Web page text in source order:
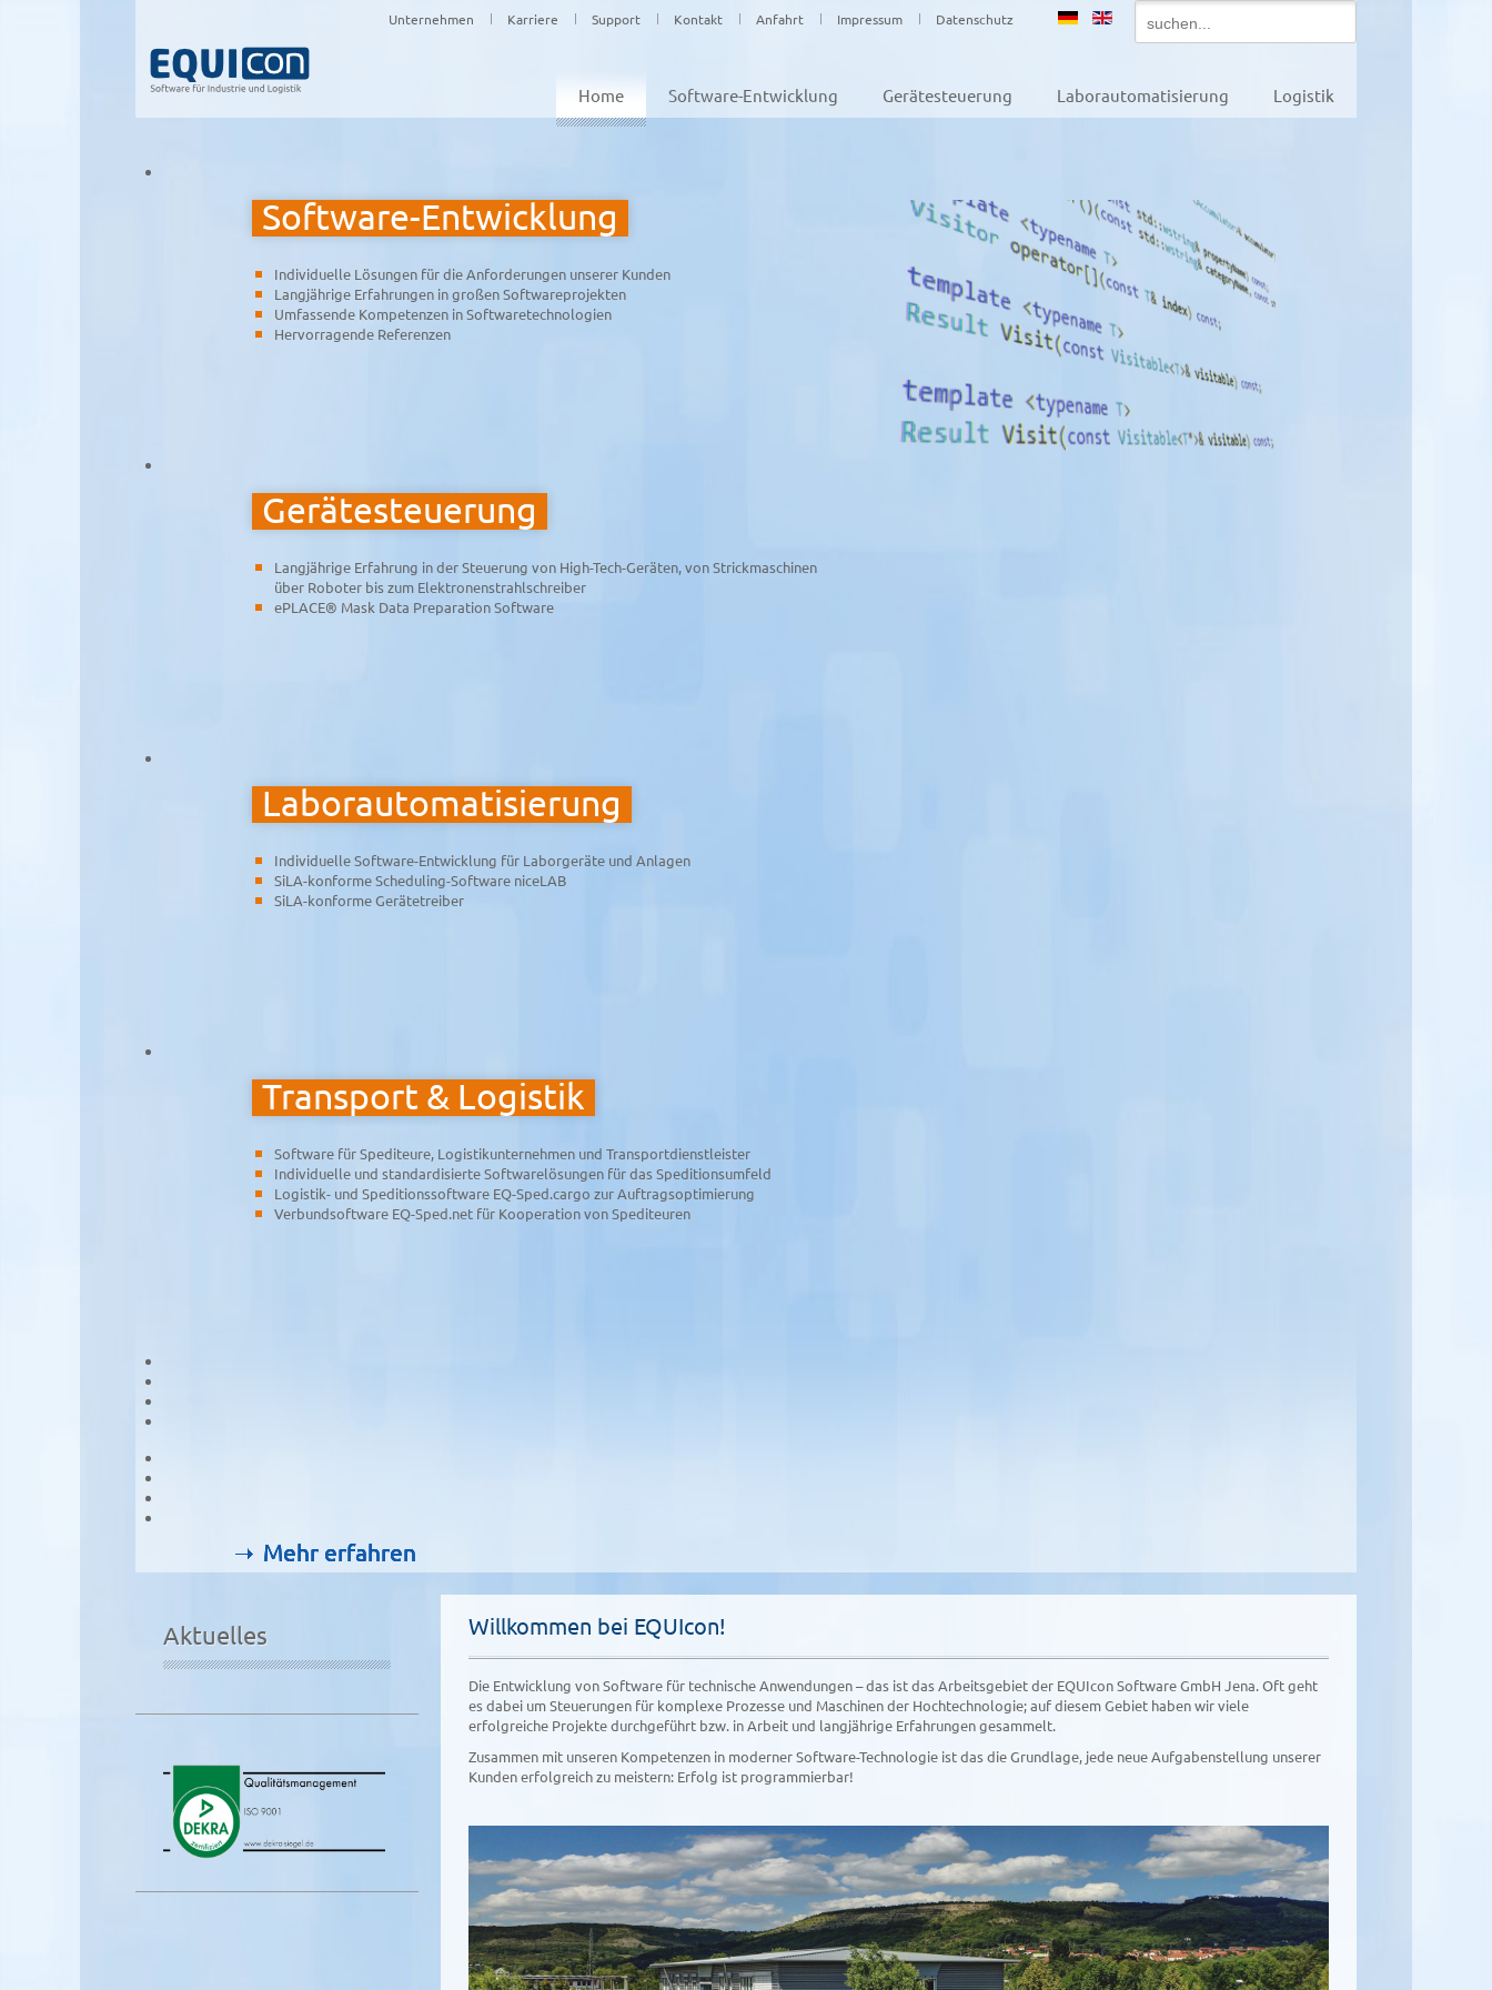
Unternehmen Karriere Support Kontakt Anfahrt Impressum Datenschutz
Home Software-Entwicklung Gerätesteuerung Laborautomatisierung Logistik
Software-Entwicklung
Individuelle Lösungen für die Anforderungen unserer Kunden
Langjährige Erfahrungen in großen Softwareprojekten
Umfassende Kompetenzen in Softwaretechnologien
Hervorragende Referenzen
Mehr erfahren
Gerätesteuerung
Langjährige Erfahrung in der Steuerung von High-Tech-Geräten, von Strickmaschinen
über Roboter bis zum Elektronenstrahl­schreiber
ePLACE® Mask Data Preparation Software
Mehr erfahren
Laborautomatisierung
Individuelle Software-Entwicklung für Laborgeräte und Anlagen
SiLA-konforme Scheduling-Software niceLAB
SiLA-konforme Gerätetreiber
Mehr erfahren
Transport & Logistik
Software für Spediteure, Logistikunternehmen und Transportdienstleister
Individuelle und standardisierte Softwarelösungen für das Speditionsumfeld
Logistik- und Speditionssoftware EQ-Sped.cargo zur Auftragsoptimierung
Verbundsoftware EQ-Sped.net für Kooperation von Spediteuren
Mehr erfahren
Willkommen bei EQUIcon!
Die Entwicklung von Software für technische Anwendungen – das ist das Arbeitsgebiet der EQUIcon Software GmbH Jena. Oft geht
es dabei um Steuerungen für komplexe Prozesse und Maschinen der Hochtechnologie; auf diesem Gebiet haben wir viele
erfolgreiche Projekte durchgeführt bzw. in Arbeit und langjährige Erfahrungen gesammelt.
Zusammen mit unseren Kompetenzen in moderner Software-Technologie ist das die Grundlage, jede neue Aufgabenstellung unserer
Kunden erfolgreich zu meistern: Erfolg ist programmierbar!
Aktuelles